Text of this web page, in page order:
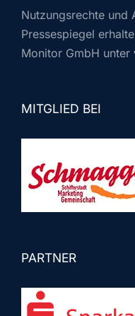
Nutzungsrechte und
Pressespiegel
Monitor GmbH unter
MITGLIED BEI
PARTNER